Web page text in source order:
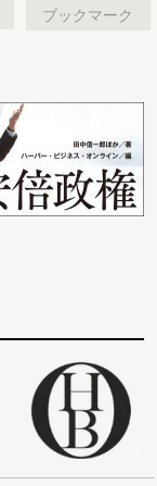
ブックマーク